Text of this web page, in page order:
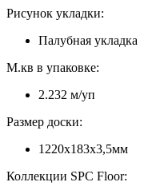
Рисунок укладки:
Палубная укладка
М.кв в упаковке:
2.232 м/уп
Размер доски:
1220х183х3,5мм
Коллекции SPC Floor: